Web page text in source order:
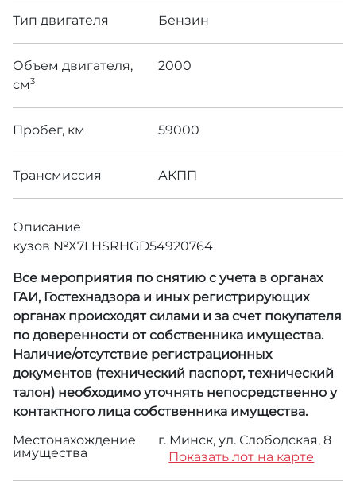
Тип двигателя Бензин
Объем двигателя,
см3
2000
Пробег, км 59000
Трансмиссия АКПП
Описание
кузов №X7LHSRHGD54920764
Все мероприятия по снятию с учета в органах
ГАИ, Гостехнадзора и иных регистрирующих
органах происходят силами и за счет покупателя
по доверенности от собственника имущества.
Наличие/отсутствие регистрационных
документов (технический паспорт, технический
талон) необходимо уточнять непосредственно у
контактного лица собственника имущества.
Местонахождение
имущества
г. Минск, ул. Слободская, 8
Показать лот на карте